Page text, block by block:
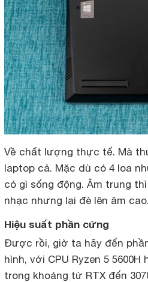
Về chất lượng thực tế. Mà
laptop cả. Mặc dù có 4 loa
có gì sống động. Âm trung
nhạc nhưng lại đè lên âm
Hiệu suất phần cứng
Được rồi, giờ ta hãy đến
hình, với CPU Ryzen 5
trong khoảng từ RTX đến